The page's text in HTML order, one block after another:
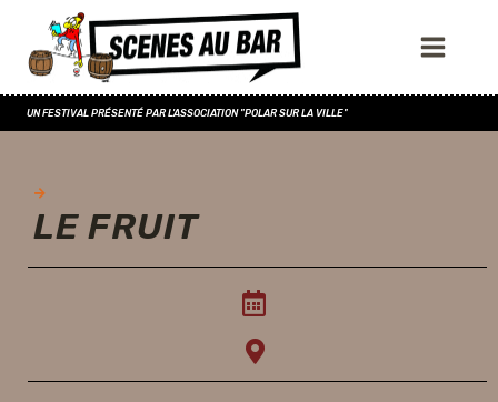
UN FESTIVAL PRÉSENTÉ PAR L'ASSOCIATION "POLAR SUR LA VILLE"
LE FRUIT